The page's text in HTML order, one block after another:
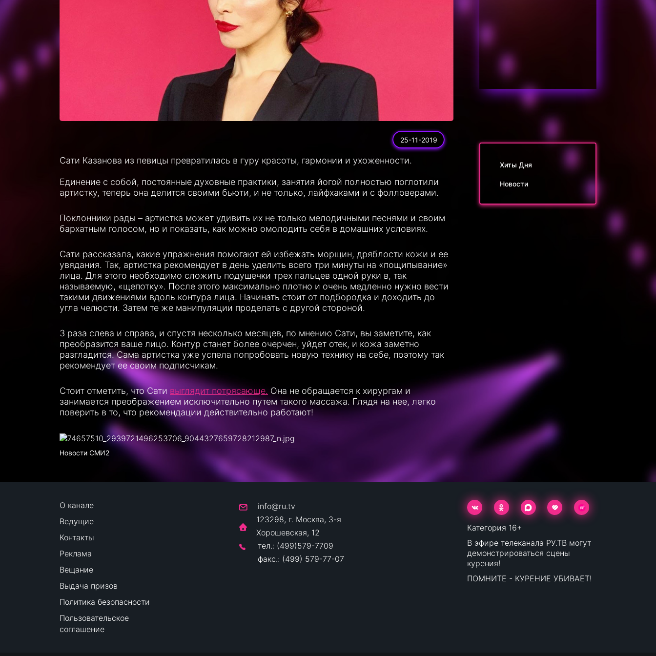
25-11-2019
Сати Казанова из певицы превратилась в гуру красоты, гармонии и ухоженности.
Единение с собой, постоянные духовные практики, занятия йогой полностью поглотили
артистку, теперь она делится своими бьюти, и не только, лайфхаками и с фолловерами.
Поклонники рады – артистка может удивить их не только мелодичными песнями и своим
бархатным голосом, но и показать, как можно омолодить себя в домашних условиях.
Сати рассказала, какие упражнения помогают ей избежать морщин, дряблости кожи и ее
увядания. Так, артистка рекомендует в день уделить всего три минуты на «пощипывание»
лица. Для этого необходимо сложить подушечки трех пальцев одной руки в, так
называемую, «щепотку». После этого максимально плотно и очень медленно нужно вести
такими движениями вдоль контура лица. Начинать стоит от подбородка и доходить до
угла челюсти. Затем те же манипуляции проделать с другой стороной.
3 раза слева и справа, и спустя несколько месяцев, по мнению Сати, вы заметите, как
преобразится ваше лицо. Контур станет более очерчен, уйдет отек, и кожа заметно
разгладится. Сама артистка уже успела попробовать новую технику на себе, поэтому так
рекомендует ее своим подписчикам.
Стоит отметить, что Сати выглядит потрясающе. Она не обращается к хирургам и
занимается преображением исключительно путем такого массажа. Глядя на нее, легко
поверить в то, что рекомендации действительно работают!
Новости СМИ2
Хиты Дня
Новости
О канале
Ведущие
Контакты
Реклама
Вещание
Выдача призов
Политика безопасности
Пользовательское
соглашение
info@ru.tv
123298, г. Москва, 3-я
Хорошевская, 12
тел.: (499)579-7709
факс.: (499) 579-77-07
Категория 16+
В эфире телеканала РУ.ТВ могут
демонстрироваться сцены
курения!
ПОМНИТЕ - КУРЕНИЕ УБИВАЕТ!